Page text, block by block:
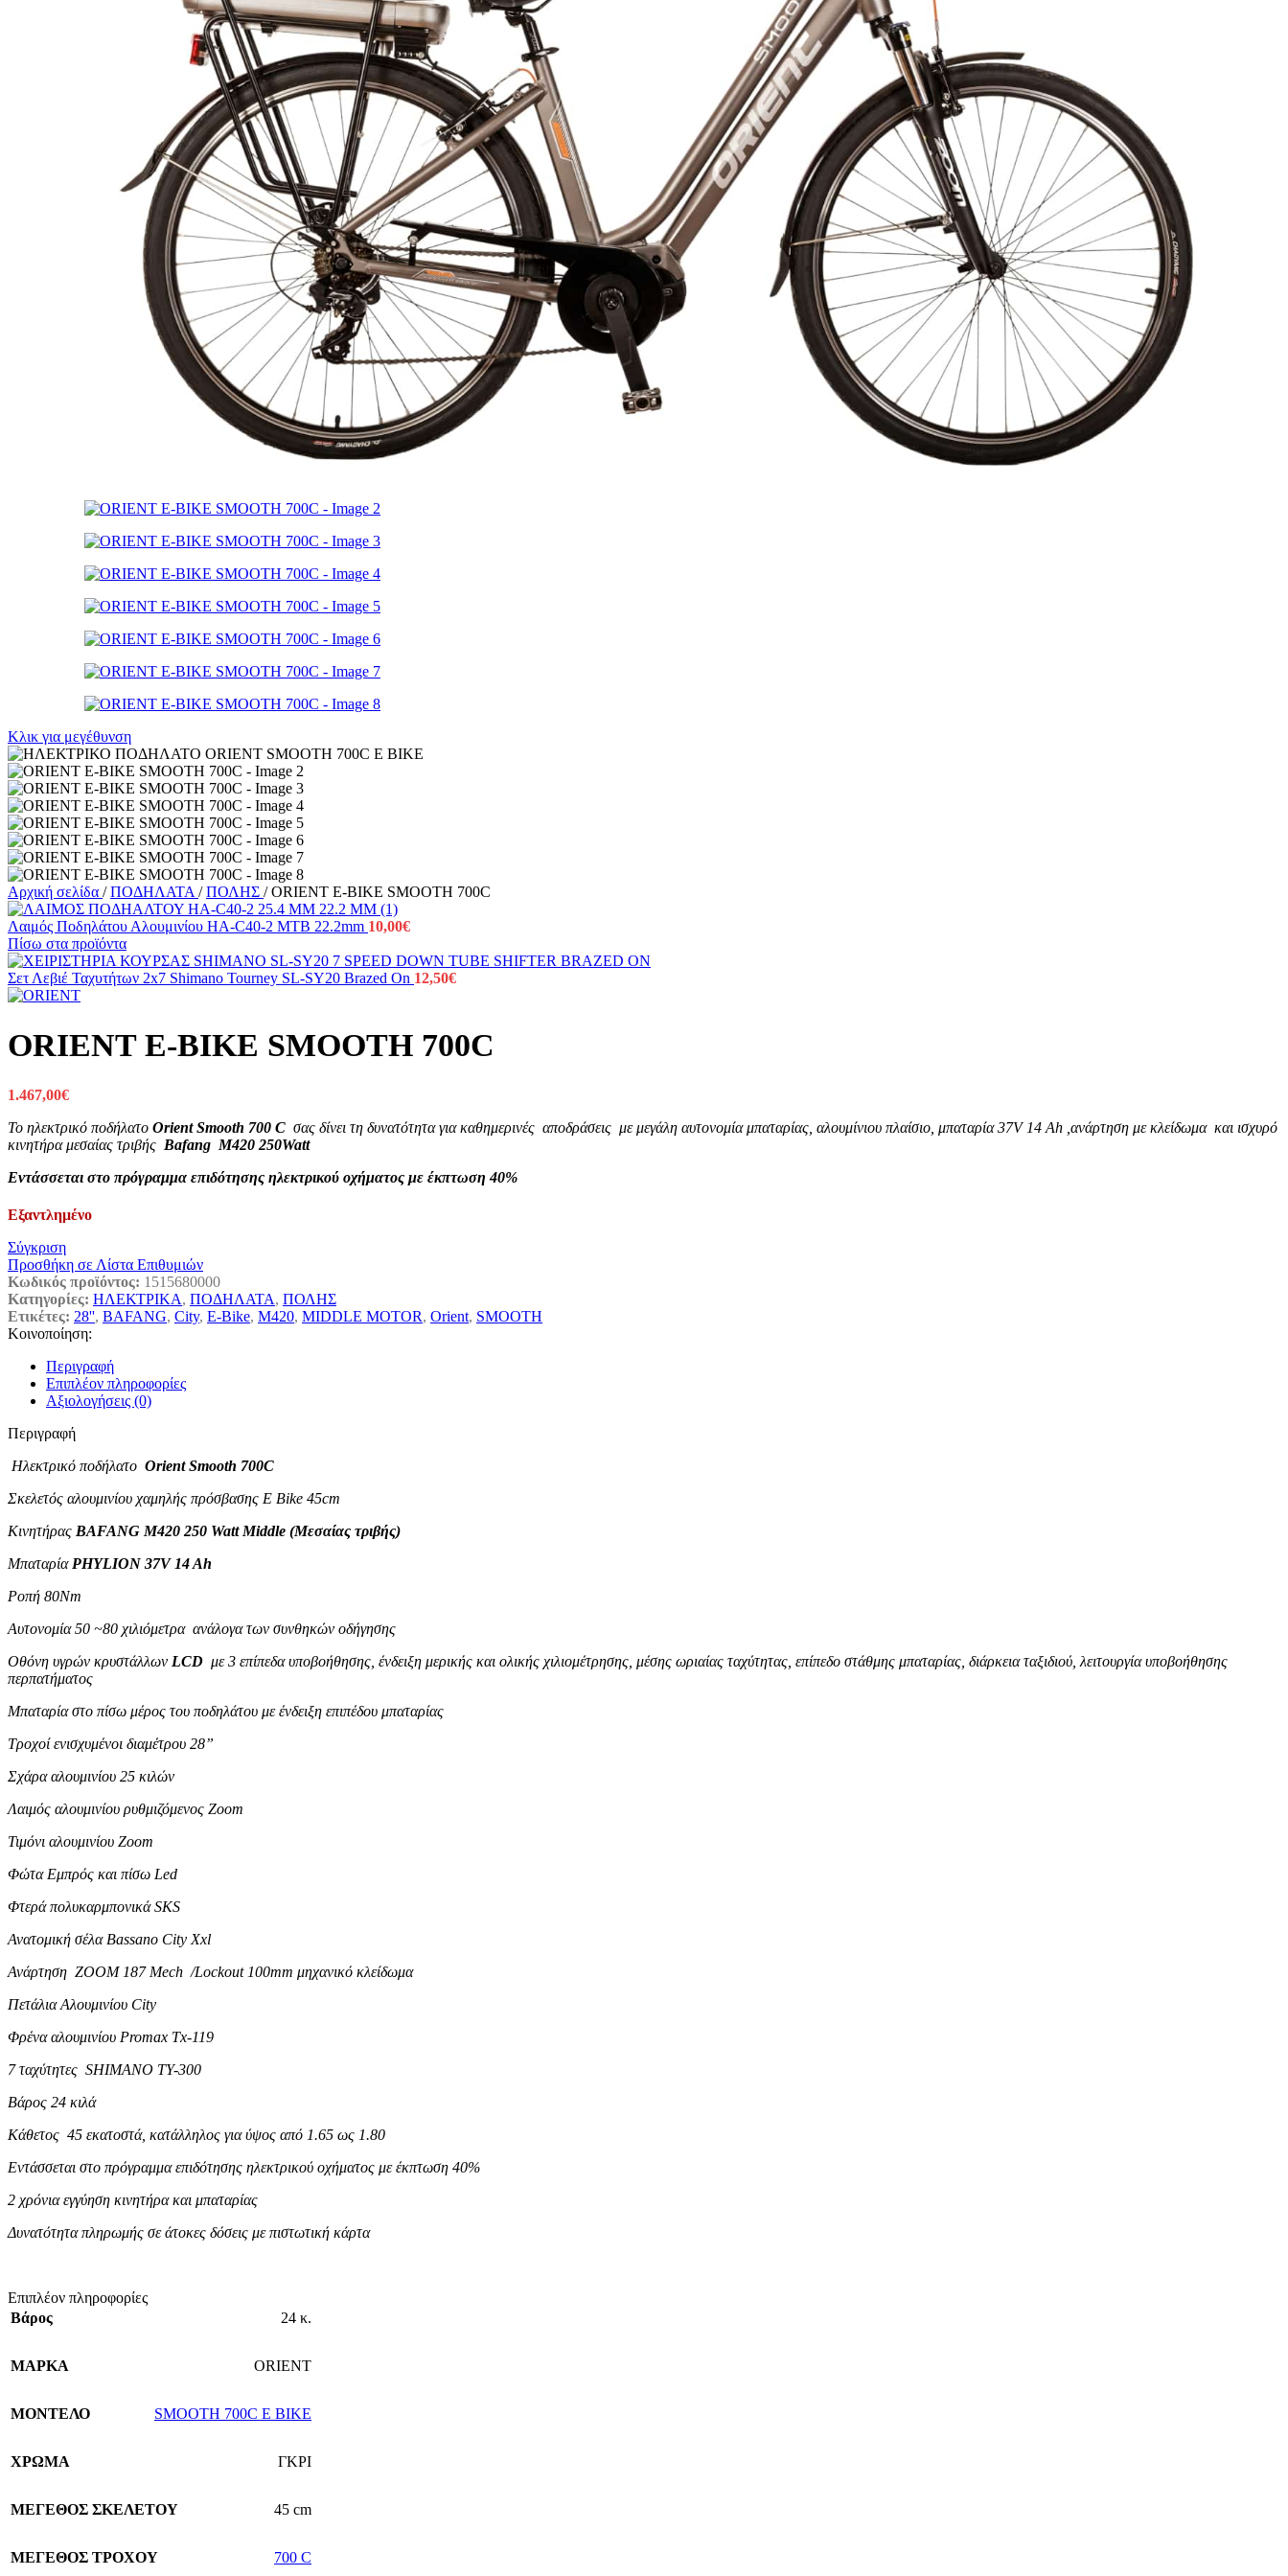
Κλικ για μεγέθυνση
Αρχική σελίδα / ΠΟΔΗΛΑΤΑ / ΠΟΛΗΣ / ORIENT E-BIKE SMOOTH 700C
Λαιμός Ποδηλάτου Αλουμινίου HA-C40-2 MTB 22.2mm 10,00€
Πίσω στα προϊόντα
Σετ Λεβιέ Ταχυτήτων 2x7 Shimano Tourney SL-SY20 Brazed On 12,50€
ORIENT E-BIKE SMOOTH 700C
1.467,00€
Το ηλεκτρικό ποδήλατο Orient Smooth 700 C σας δίνει τη δυνατότητα για καθημερινές αποδράσεις με μεγάλη αυτονομία μπαταρίας, αλουμίνιου πλαίσιο, μπαταρία 37V 14 Ah ,ανάρτηση με κλείδωμα και ισχυρό
κινητήρα μεσαίας τριβής Bafang M420 250Watt
Εντάσσεται στο πρόγραμμα επιδότησης ηλεκτρικού οχήματος με έκπτωση 40%
Εξαντλημένο
Σύγκριση
Προσθήκη σε Λίστα Επιθυμιών
Κωδικός προϊόντος: 1515680000
Κατηγορίες: ΗΛΕΚΤΡΙΚΑ, ΠΟΔΗΛΑΤΑ, ΠΟΛΗΣ
Ετικέτες: 28'', BAFANG, City, E-Bike, M420, MIDDLE MOTOR, Orient, SMOOTH
Κοινοποίηση:
Περιγραφή
Επιπλέον πληροφορίες
Αξιολογήσεις (0)
Περιγραφή
Ηλεκτρικό ποδήλατο Orient Smooth 700C
Σκελετός αλουμινίου χαμηλής πρόσβασης E Bike 45cm
Κινητήρας BAFANG M420 250 Watt Middle (Μεσαίας τριβής)
Μπαταρία PHYLION 37V 14 Ah
Ροπή 80Nm
Αυτονομία 50 ~80 χιλιόμετρα ανάλογα των συνθηκών οδήγησης
Οθόνη υγρών κρυστάλλων LCD με 3 επίπεδα υποβοήθησης, ένδειξη μερικής και ολικής χιλιομέτρησης, μέσης ωριαίας ταχύτητας, επίπεδο στάθμης μπαταρίας, διάρκεια ταξιδιού, λειτουργία υποβοήθησης
περπατήματος
Μπαταρία στο πίσω μέρος του ποδηλάτου με ένδειξη επιπέδου μπαταρίας
Τροχοί ενισχυμένοι διαμέτρου 28”
Σχάρα αλουμινίου 25 κιλών
Λαιμός αλουμινίου ρυθμιζόμενος Zoom
Τιμόνι αλουμινίου Zoom
Φώτα Εμπρός και πίσω Led
Φτερά πολυκαρμπονικά SKS
Ανατομική σέλα Bassano City Xxl
Ανάρτηση ZOOM 187 Μech /Lockout 100mm μηχανικό κλείδωμα
Πετάλια Αλουμινίου City
Φρένα αλουμινίου Promax Tx-119
7 ταχύτητες SHIMANO TY-300
Βάρος 24 κιλά
Κάθετος 45 εκατοστά, κατάλληλος για ύψος από 1.65 ως 1.80
Εντάσσεται στο πρόγραμμα επιδότησης ηλεκτρικού οχήματος με έκπτωση 40%
2 χρόνια εγγύηση κινητήρα και μπαταρίας
Δυνατότητα πληρωμής σε άτοκες δόσεις με πιστωτική κάρτα
Επιπλέον πληροφορίες
Βάρος
24 κ.
ΜΑΡΚΑ ORIENT
ΜΟΝΤΕΛΟ SMOOTH 700C E BIKE
ΧΡΩΜΑ ΓΚΡΙ
ΜΕΓΕΘΟΣ ΣΚΕΛΕΤΟΥ 45 cm
ΜΕΓΕΘΟΣ ΤΡΟΧΟΥ 700 C